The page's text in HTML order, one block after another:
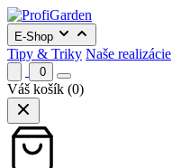
E-Shop
Tipy & Triky Naše realizácie
0
Váš košík (0)